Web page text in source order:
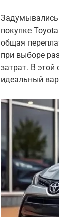
Задумывались
покупке
общая
при выборе
затрат. В
идеальный